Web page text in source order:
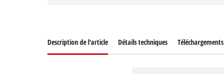
Description de l'article Détails techniques Téléchargements